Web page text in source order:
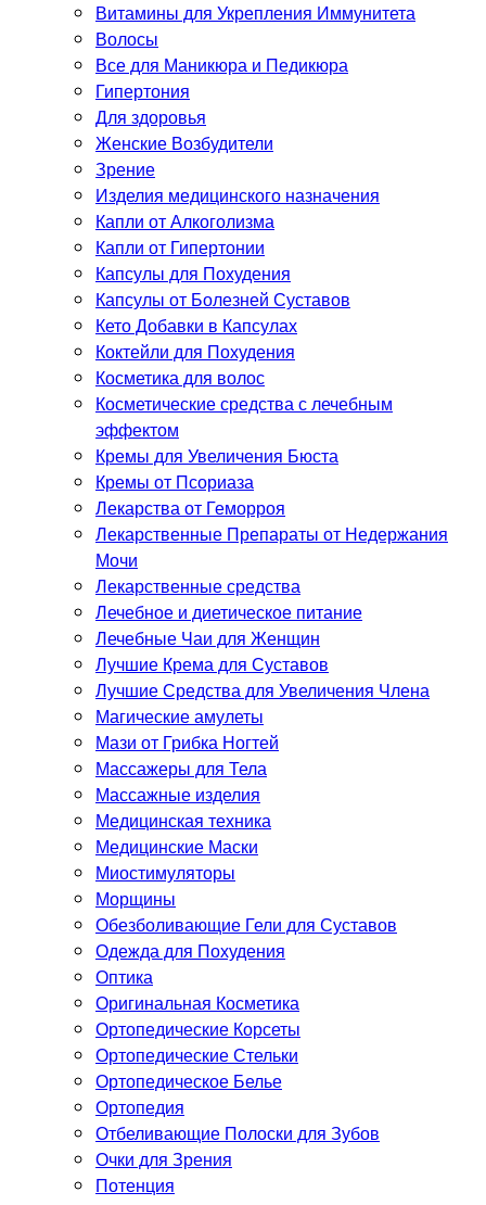
Витамины для Укрепления Иммунитета
Волосы
Все для Маникюра и Педикюра
Гипертония
Для здоровья
Женские Возбудители
Зрение
Изделия медицинского назначения
Капли от Алкоголизма
Капли от Гипертонии
Капсулы для Похудения
Капсулы от Болезней Суставов
Кето Добавки в Капсулах
Коктейли для Похудения
Косметика для волос
Косметические средства с лечебным
эффектом
Кремы для Увеличения Бюста
Кремы от Псориаза
Лекарства от Геморроя
Лекарственные Препараты от Недержания
Мочи
Лекарственные средства
Лечебное и диетическое питание
Лечебные Чаи для Женщин
Лучшие Крема для Суставов
Лучшие Средства для Увеличения Члена
Магические амулеты
Мази от Грибка Ногтей
Массажеры для Тела
Массажные изделия
Медицинская техника
Медицинские Маски
Миостимуляторы
Морщины
Обезболивающие Гели для Суставов
Одежда для Похудения
Оптика
Оригинальная Косметика
Ортопедические Корсеты
Ортопедические Стельки
Ортопедическое Белье
Ортопедия
Отбеливающие Полоски для Зубов
Очки для Зрения
Потенция